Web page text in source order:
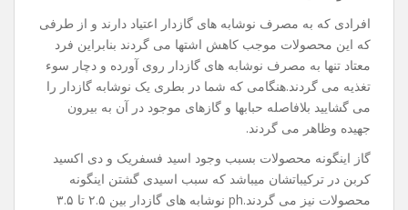
افرادی که به مصرف نوشابه های گازدار اعتیاد دارند و از طرفی
که این محصولات موجب کاهش اشتها می گردند بنابراین فرد
معتاد تنها به مصرف نوشابه های گازدار روی آورده و دچار سوء
تغذیه می گردند.هنگامی که شما در بطری یک نوشابه گازدار را
می گشایید بلافاصله حبابها و گازهای موجود در آن به بیرون
جهیده وظاهر می گردند.
گاز اینگونه محصولات بسبب وجود اسید فسفریک و دی اکسید
کربن در ترکیباتشان میباشد که سبب اسیدی گشتن اینگونه
محصولات نیز می گردند.ph نوشابه های گازدار بین ۲.۵ تا ۳.۵